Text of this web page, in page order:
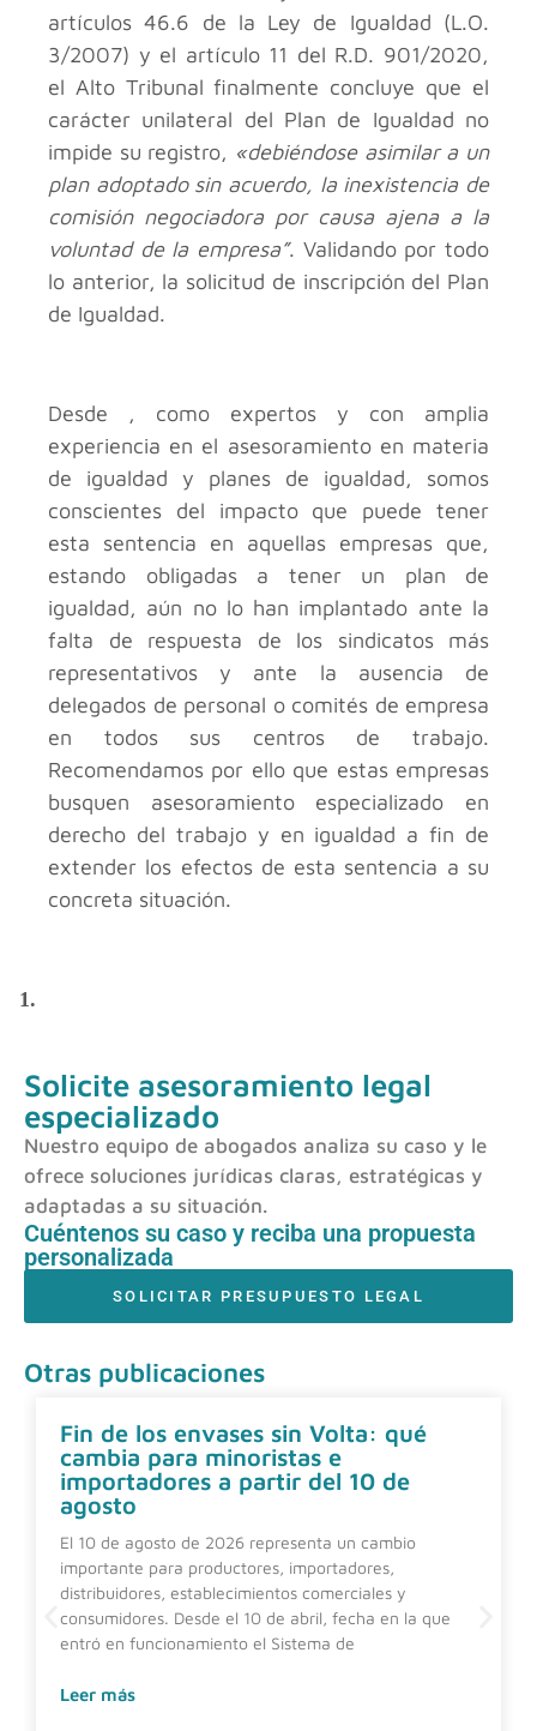
artículos 46.6 de la Ley de Igualdad (L.O.
3/2007) y el artículo 11 del R.D. 901/2020,
el Alto Tribunal finalmente concluye que el
carácter unilateral del Plan de Igualdad no
impide su registro, «debiéndose asimilar a un
plan adoptado sin acuerdo, la inexistencia de
comisión negociadora por causa ajena a la
voluntad de la empresa”. Validando por todo
lo anterior, la solicitud de inscripción del Plan
de Igualdad.
Desde , como expertos y con amplia
experiencia en el asesoramiento en materia
de igualdad y planes de igualdad, somos
conscientes del impacto que puede tener
esta sentencia en aquellas empresas que,
estando obligadas a tener un plan de
igualdad, aún no lo han implantado ante la
falta de respuesta de los sindicatos más
representativos y ante la ausencia de
delegados de personal o comités de empresa
en todos sus centros de trabajo.
Recomendamos por ello que estas empresas
busquen asesoramiento especializado en
derecho del trabajo y en igualdad a fin de
extender los efectos de esta sentencia a su
concreta situación.
1.
Solicite asesoramiento legal
especializado
Nuestro equipo de abogados analiza su caso y le
ofrece soluciones jurídicas claras, estratégicas y
adaptadas a su situación.
Cuéntenos su caso y reciba una propuesta
personalizada
SOLICITAR PRESUPUESTO LEGAL
Otras publicaciones
Fin de los envases sin Volta: qué
cambia para minoristas e
importadores a partir del 10 de
agosto
El 10 de agosto de 2026 representa un cambio
importante para productores, importadores,
distribuidores, establecimientos comerciales y
consumidores. Desde el 10 de abril, fecha en la que
entró en funcionamiento el Sistema de
Leer más